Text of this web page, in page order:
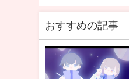
おすすめの記事